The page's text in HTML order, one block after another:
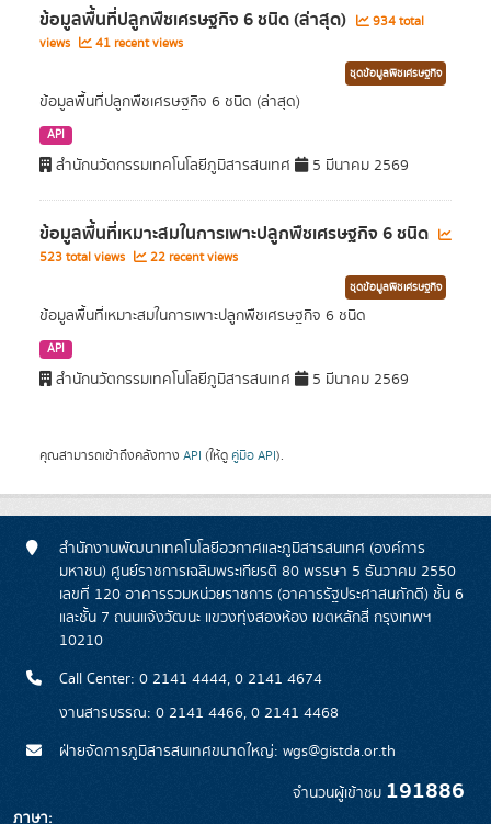
ข้อมูลพื้นที่ปลูกพืชเศรษฐกิจ 6 ชนิด (ล่าสุด)
934 total
views
41 recent views
ชุดข้อมูลพืชเศรษฐกิจ
ข้อมูลพื้นที่ปลูกพืชเศรษฐกิจ 6 ชนิด (ล่าสุด)
API
สำนักนวัตกรรมเทคโนโลยีภูมิสารสนเทศ 5 มีนาคม 2569
ข้อมูลพื้นที่เหมาะสมในการเพาะปลูกพืชเศรษฐกิจ 6 ชนิด
523 total views 22 recent views
ชุดข้อมูลพืชเศรษฐกิจ
ข้อมูลพื้นที่เหมาะสมในการเพาะปลูกพืชเศรษฐกิจ 6 ชนิด
API
สำนักนวัตกรรมเทคโนโลยีภูมิสารสนเทศ 5 มีนาคม 2569
คุณสามารถเข้าถึงคลังทาง API (ให้ดู คู่มือ API).
สำนักงานพัฒนาเทคโนโลยีอวกาศและภูมิสารสนเทศ (องค์การ
มหาชน) ศูนย์ราชการเฉลิมพระเกียรติ 80 พรรษา 5 ธันวาคม 2550
เลขที่ 120 อาคารรวมหน่วยราชการ (อาคารรัฐประศาสนภักดี) ชั้น 6
และชั้น 7 ถนนแจ้งวัฒนะ แขวงทุ่งสองห้อง เขตหลักสี่ กรุงเทพฯ
10210
Call Center: 0 2141 4444, 0 2141 4674
งานสารบรรณ: 0 2141 4466, 0 2141 4468
ฝ่ายจัดการภูมิสารสนเทศขนาดใหญ่: wgs@gistda.or.th
จำนวนผู้เข้าชม 191886
ภาษา